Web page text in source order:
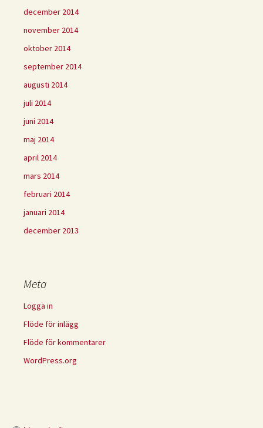
december 2014
november 2014
oktober 2014
september 2014
augusti 2014
juli 2014
juni 2014
maj 2014
april 2014
mars 2014
februari 2014
januari 2014
december 2013
Meta
Logga in
Flöde för inlägg
Flöde för kommentarer
WordPress.org